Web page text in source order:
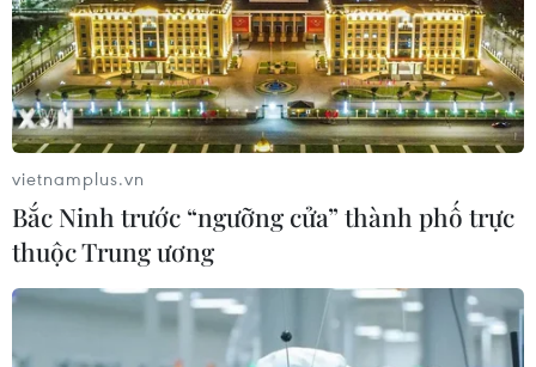
Tàu chở hàng của Thổ Nhĩ Kỳ bị tấn
công trên Biển Đen
04/08/2026 05:54
Vì sao Google khiến Mỹ và
EU đối đầu về chủ quyền số?
04/08/2026 04:13
vietnamplus.vn
Bắc Ninh trước “ngưỡng cửa” thành phố trực
thuộc Trung ương